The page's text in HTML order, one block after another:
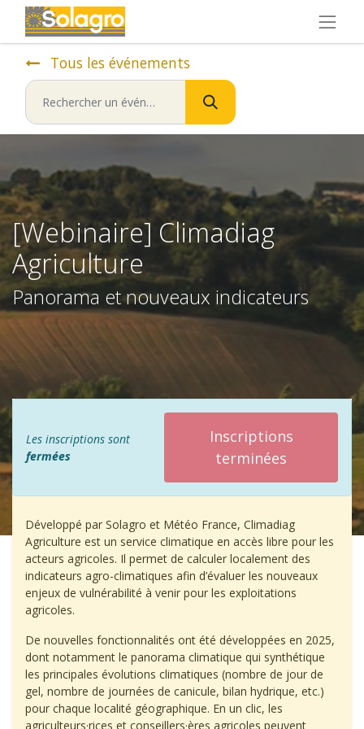
Tous les événements
[Webinaire] Climadiag
Agriculture
Panorama et nouveaux indicateurs
Les inscriptions sont
fermées
Inscriptions
terminées
Développé par Solagro et Météo France, Climadiag
Agriculture est un service climatique en accès libre pour les
acteurs agricoles. Il permet de calculer localement des
indicateurs agro-climatiques afin d’évaluer les nouveaux
enjeux de vulnérabilité à venir pour les exploitations
agricoles.
De nouvelles fonctionnalités ont été développées en 2025,
dont notamment le panorama climatique qui synthétique
les principales évolutions climatiques (nombre de jour de
gel, nombre de journées de canicule, bilan hydrique, etc.)
pour chaque localité géographique. En un clic, les
agriculteurs·rices et conseillers·ères agricoles peuvent